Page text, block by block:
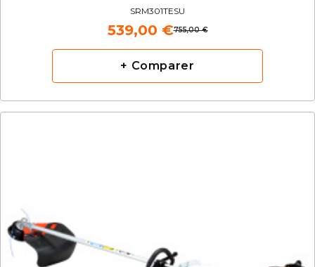
SRM301TESU
755,00 €
539,00 €
+ Comparer